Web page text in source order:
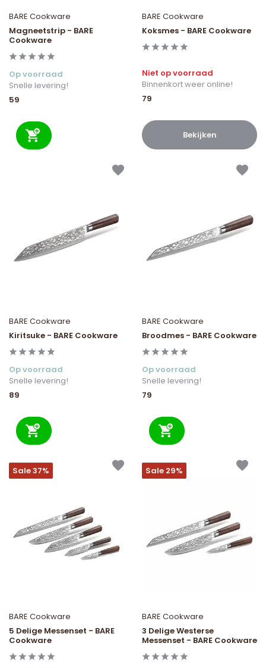
BARE Cookware
Magneetstrip - BARE
Cookware
Op voorraad
Snelle levering!
59
BARE Cookware
Koksmes - BARE Cookware
Niet op voorraad
Binnenkort weer online!
79
Bekijken
BARE Cookware
Kiritsuke - BARE Cookware
Op voorraad
Snelle levering!
89
BARE Cookware
Broodmes - BARE Cookware
Op voorraad
Snelle levering!
79
Sale 37%
BARE Cookware
5 Delige Messenset - BARE
Cookware
Sale 29%
BARE Cookware
3 Delige Westerse
Messenset - BARE Cookware